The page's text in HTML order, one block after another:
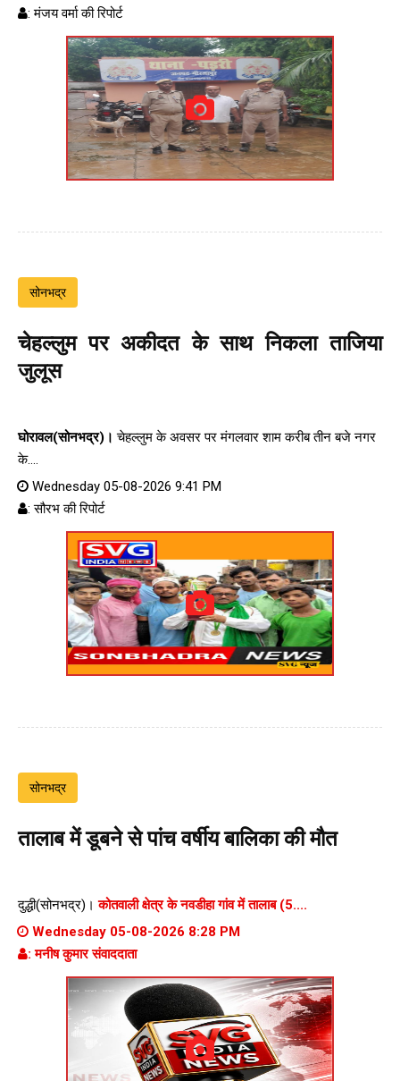
: मंजय वर्मा की रिपोर्ट
सोनभद्र
चेहल्लुम पर अकीदत के साथ निकला ताजिया
जुलूस
घोरावल(सोनभद्र)। चेहल्लुम के अवसर पर मंगलवार शाम करीब तीन बजे नगर
के....
Wednesday 05-08-2026 9:41 PM
: सौरभ की रिपोर्ट
सोनभद्र
तालाब में डूबने से पांच वर्षीय बालिका की मौत
दुद्धी(सोनभद्र)।कोतवाली क्षेत्र के नवडीहा गांव में तालाब (5....
Wednesday 05-08-2026 8:28 PM
: मनीष कुमार संवाददाता